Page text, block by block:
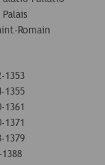
Palais
Romain
1353
1355
1379